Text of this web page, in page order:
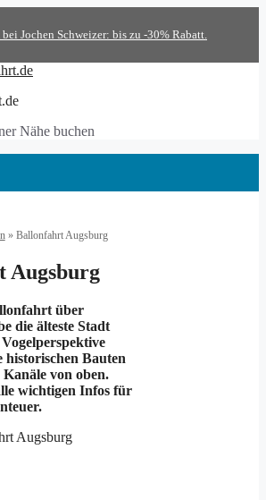
Jochen Schweizer: bis zu -30% Rabatt.
Nähe buchen
» Ballonfahrt Augsburg
Augsburg
über
die älteste Stadt
historischen Bauten
von oben.
wichtigen Infos für